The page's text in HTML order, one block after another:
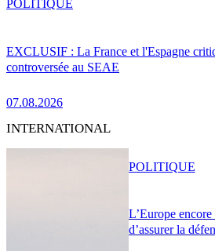
EXCLUSIF : La France et l'Espagne
controversée au SEAE
07.08.2026
POLITIQUE
INTERNATIONAL
L’Europe
d’assurer la
POLITIQUE